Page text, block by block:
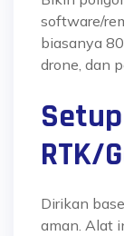
software/
biasanya
drone, dan
RTK/
Dirikan
aman. Alat